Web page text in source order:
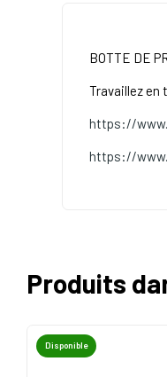
BOTTE DE
Travaillez en
https://
https://
Produits
Disponible